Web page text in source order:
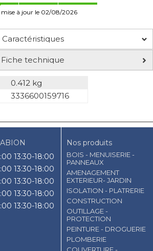
mise à jour le 02/08/2026
Caractéristiques
Fiche technique
0.412 kg
3336600159716
13:30-18:00
13:30-18:00
13:30-18:00
13:30-18:00
13:30-18:00
Nos produits
BOIS - MENUISERIE -
PANNEAUX
AMENAGEMENT
EXTERIEUR- JARDIN
ISOLATION - PLATRERIE
CONSTRUCTION
OUTILLAGE -
PROTECTION
PEINTURE - DROGUERIE
PLOMBERIE